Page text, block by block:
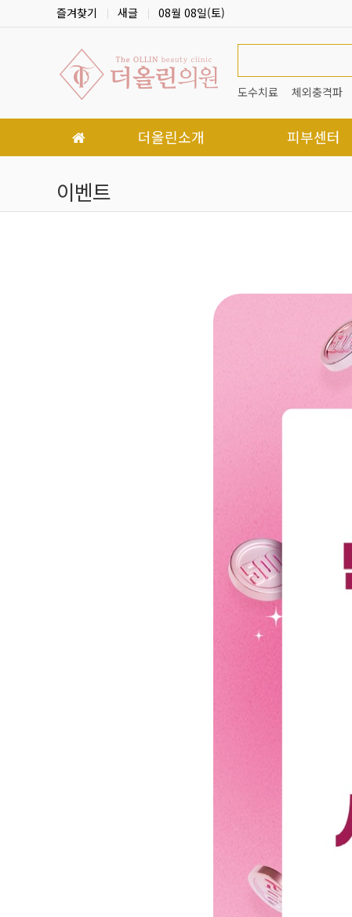
상단 네비즐겨찾기 새글 08월 08일(토)
도수치료 체외충격파
메인 메뉴 더올린소개 피부센터
이벤트